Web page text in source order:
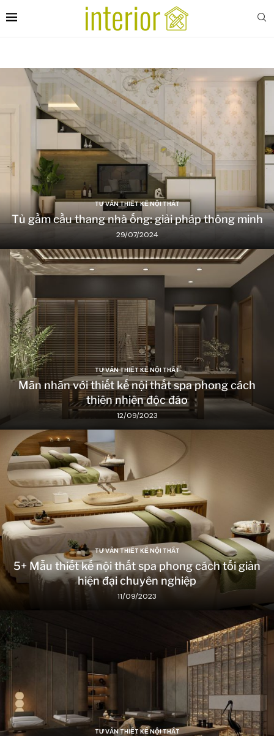
TƯ VẤN THIẾT KẾ NỘI THẤT
Tủ gầm cầu thang nhà ống: giải pháp thông minh
29/07/2024
TƯ VẤN THIẾT KẾ NỘI THẤT
Mãn nhãn với thiết kế nội thất spa phong cách
thiên nhiên độc đáo
12/09/2023
TƯ VẤN THIẾT KẾ NỘI THẤT
5+ Mẫu thiết kế nội thất spa phong cách tối giản
hiện đại chuyên nghiệp
11/09/2023
TƯ VẤN THIẾT KẾ NỘI THẤT